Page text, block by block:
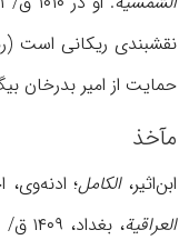
حمایت از امیر بدرخان بیگ در
مآخذ
ابن‌اثیر،الکامل؛ ادنه‌وی،
العراقیة، بغداد، ۱۴۰۹ ق/ ۱۹۸۹ م؛ بدلیسی، شرف خان،